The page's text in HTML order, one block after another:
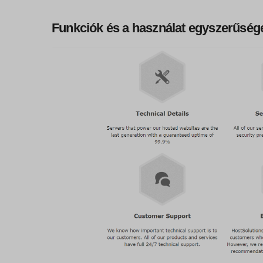
Funkciók és a használat